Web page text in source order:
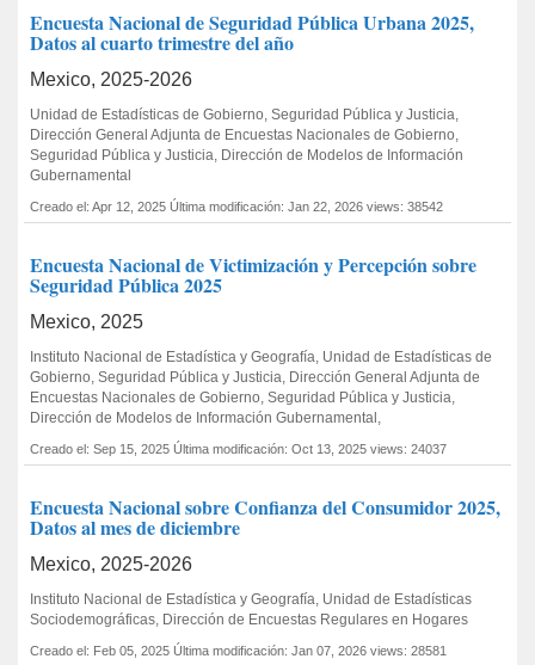
Encuesta Nacional de Seguridad Pública Urbana 2025,
Datos al cuarto trimestre del año
Mexico, 2025-2026
Unidad de Estadísticas de Gobierno, Seguridad Pública y Justicia,
Dirección General Adjunta de Encuestas Nacionales de Gobierno,
Seguridad Pública y Justicia, Dirección de Modelos de Información
Gubernamental
Creado el: Apr 12, 2025 Última modificación: Jan 22, 2026 views: 38542
Encuesta Nacional de Victimización y Percepción sobre
Seguridad Pública 2025
Mexico, 2025
Instituto Nacional de Estadística y Geografía, Unidad de Estadísticas de
Gobierno, Seguridad Pública y Justicia, Dirección General Adjunta de
Encuestas Nacionales de Gobierno, Seguridad Pública y Justicia,
Dirección de Modelos de Información Gubernamental,
Creado el: Sep 15, 2025 Última modificación: Oct 13, 2025 views: 24037
Encuesta Nacional sobre Confianza del Consumidor 2025,
Datos al mes de diciembre
Mexico, 2025-2026
Instituto Nacional de Estadística y Geografía, Unidad de Estadísticas
Sociodemográficas, Dirección de Encuestas Regulares en Hogares
Creado el: Feb 05, 2025 Última modificación: Jan 07, 2026 views: 28581